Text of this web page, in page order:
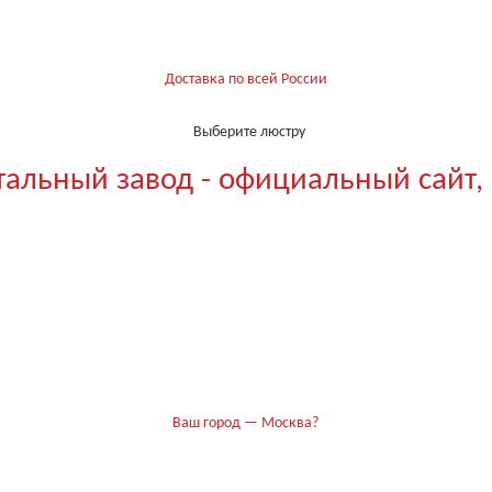
Доставка по всей России
Выберите люстру
завод - официальный сайт,
Ваш город — Москва?